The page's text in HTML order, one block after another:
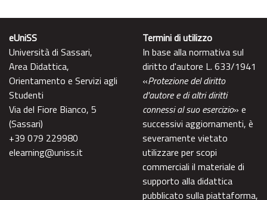
eUniSS
Università di Sassari,
Area Didattica,
Orientamento e Servizi agli
Studenti
Via del Fiore Bianco, 5
(Sassari)
+39 079 229980
elearning@uniss.it
Termini di utilizzo
In base alla normativa sul
diritto d'autore L. 633/1941
«Protezione del diritto
d'autore e di altri diritti
connessi al suo esercizio» e
successivi aggiornamenti, è
severamente vietato
utilizzare per scopi
commerciali il materiale di
supporto alla didattica
pubblicato sulla piattaforma,